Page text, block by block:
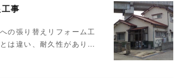
事
の張り替えリフォーム工
は違い、耐久性があり…